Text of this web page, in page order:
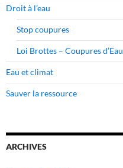
Droit à l’eau
Stop coupures
Loi Brottes – Coupures d’Eau
Eau et climat
Sauver la ressource
ARCHIVES